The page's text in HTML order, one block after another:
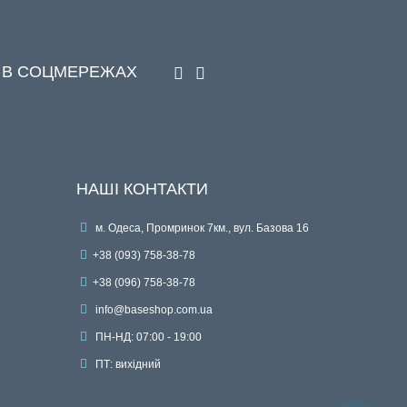
СОЦМЕРЕЖАХ
НАШІ КОНТАКТИ
м. Одеса, Промринок 7км., вул. Базова 16
+38 (093) 758-38-78
+38 (096) 758-38-78
info@baseshop.com.ua
ПН-НД: 07:00 - 19:00
ПТ: вихідний